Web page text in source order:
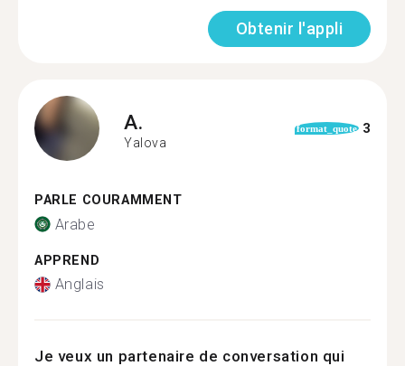
Obtenir l'appli
A.
Yalova
format_quote 3
PARLE COURAMMENT
Arabe
APPREND
Anglais
Je veux un partenaire de conversation qui